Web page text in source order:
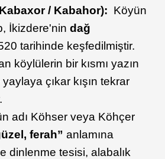
/ Kabahor): Köyün
İkizdere'nin dağ
tarihinde keşfedilmiştir.
köylülerin bir kısmı yazın
çıkar kışın tekrar
adı Köhser veya Köhçer
ferah” anlamına
dinlenme tesisi, alabalık